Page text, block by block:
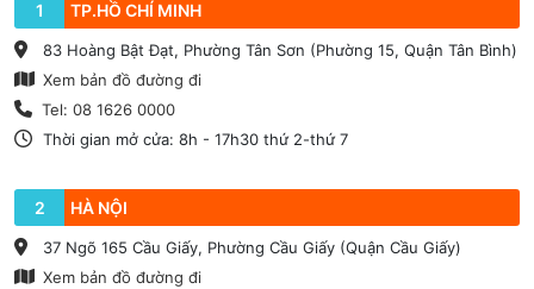
1 TP.HỒ CHÍ MINH
83 Hoàng Bật Đạt, Phường Tân Sơn (Phường 15, Quận Tân Bình)
Xem bản đồ đường đi
Tel: 08 1626 0000
Thời gian mở cửa: 8h - 17h30 thứ 2-thứ 7
2 HÀ NỘI
37 Ngõ 165 Cầu Giấy, Phường Cầu Giấy (Quận Cầu Giấy)
Xem bản đồ đường đi